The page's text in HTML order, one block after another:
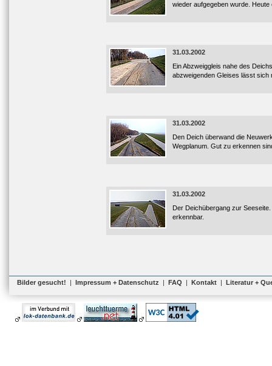
wieder aufgegeben wurde.
31.03.2002
Ein Abzweiggleis nahe des
abzweigenden Gleises lässt sich
31.03.2002
Den Deich überwand die
Wegplanum. Gut zu erkennen
31.03.2002
Der Deichübergang zur
erkennbar.
Bilder gesucht! | Impressum + Datenschutz | FAQ | Kontakt | Literatur +